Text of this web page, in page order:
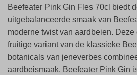
Beefeater Pink Gin Fles 70cl biedt
uitgebalanceerde smaak van
moderne twist van aardbeien.
fruitige variant van de klassieke
botanicals van jeneverbes
aardbeismaak. Beefeater Pink Gin